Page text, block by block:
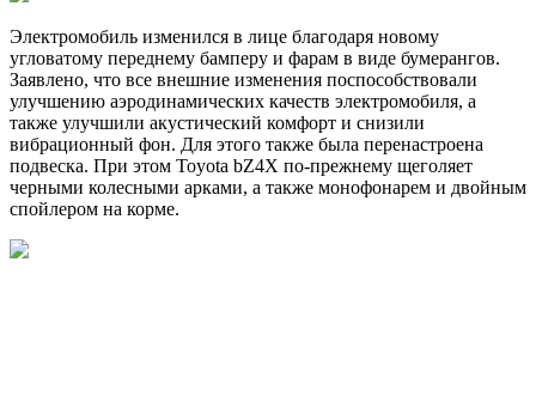
Электромобиль изменился в лице благодаря новому
угловатому переднему бамперу и фарам в виде бумерангов.
Заявлено, что все внешние изменения поспособствовали
улучшению аэродинамических качеств электромобиля, а
также улучшили акустический комфорт и снизили
вибрационный фон. Для этого также была перенастроена
подвеска. При этом Toyota bZ4X по-прежнему щеголяет
черными колесными арками, а также монофонарем и двойным
спойлером на корме.